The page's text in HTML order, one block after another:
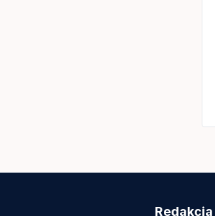
Redakcja